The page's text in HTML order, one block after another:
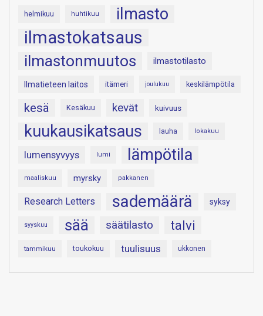
helmikuu huhtikuu ilmasto
ilmastokatsaus
ilmastonmuutos ilmastotilasto
Ilmatieteen laitos itämeri joulukuu keskilämpötila
kesä Kesäkuu kevät kuivuus
kuukausikatsaus lauha lokakuu
lumensyvyys lumi lämpötila
maaliskuu myrsky pakkanen
Research Letters sademäärä syksy
syyskuu sää säätilasto talvi
tammikuu toukokuu tuulisuus ukkonen